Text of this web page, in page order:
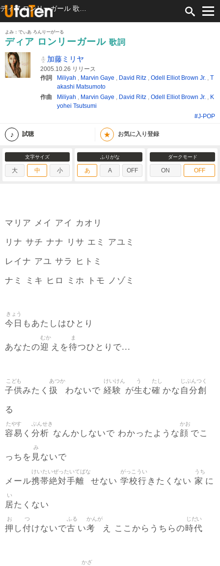
よみ：でぃあ ろんりーがーる
ディア ロンリーガール 歌詞
加藤ミリヤ
2005.10.26 リリース
作詞
Miliyah , Marvin Gaye , David Ritz , Odell Elliot Brown Jr. , T
akashi Matsumoto
作曲
Miliyah , Marvin Gaye , David Ritz , Odell Elliot Brown Jr. , K
yohei Tsutsumi
#J-POP
試聴 ★ お気に入り登録
文字サイズ
大 中 小
ふりがな
あ A OFF
ダークモード
ON OFF
マリア メイ アイ カオリ
リナ サチ ナナ リサ エミ アユミ
レイナ アユ サラ ヒトミ
ナミ ミキ ヒロ ミホ トモ ノゾミ
今日
きょう
もあたしはひとり
あなたの迎
むか
えを待
ま
つひとりで...
子供
こども
みたく 扱
あつか
わないで 経験
けいけん
が生
う
む確
たし
かな 自分創
じぶんつく
る
容易
たやす
く 分析
ぶんせき
なんかしないで わかったような顔
かお
でこ
っちを 見
み
ないで
メール携帯絶対手離
けいたいぜったいてばな
せない 学校行
がっこうい
きたくない 家
うち
に
居
い
たくない
押
お
し付
つ
けないで古
ふる
い考
かんが
え ここからうちらの時代
じだい
かざ